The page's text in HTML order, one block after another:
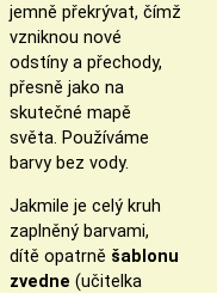
jemně překrývat, čímž
vzniknou nové
odstíny a přechody,
přesně jako na
skutečné mapě
světa. Používáme
barvy bez vody.
Jakmile je celý kruh
zaplněný barvami,
dítě opatrně šablonu
zvedne (učitelka